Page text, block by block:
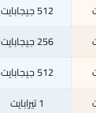
512 جيجابايت
256 جيجابايت
512 جيجابايت
1 تيرابايت